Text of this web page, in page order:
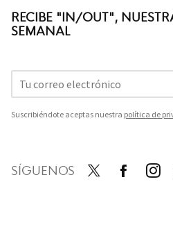
RECIBE "IN/OUT",
SEMANAL
Suscribiéndote aceptas nuestra política de
SÍGUENOS